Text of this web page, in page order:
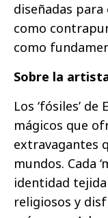
diseñadas
como
como
Sobre la
Los ‘fósiles’
mágicos que
extravagantes
mundos. Cada
identidad
religiosos y